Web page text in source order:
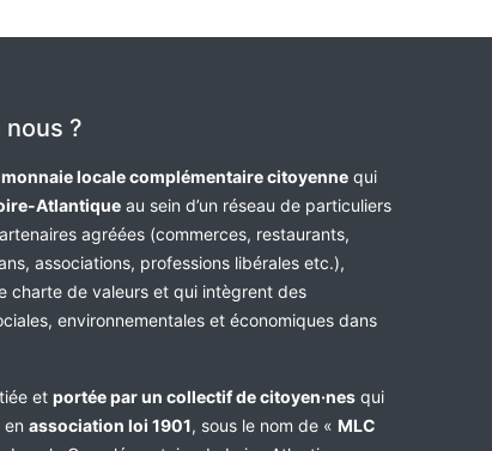
nous ?
monnaie locale complémentaire citoyenne qui
Atlantique au sein d’un réseau de particuliers
agréées (commerces, restaurants,
associations, professions libérales etc.),
charte de valeurs et qui intègrent des
environnementales et économiques dans
et portée par un collectif de citoyen·nes qui
en association loi 1901, sous le nom de « MLC